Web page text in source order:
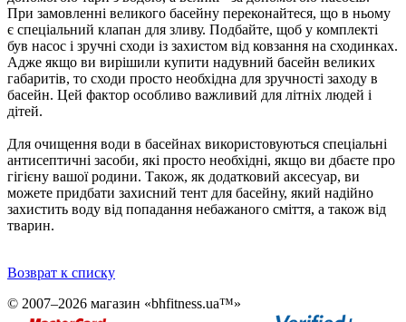
При замовленні великого басейну переконайтеся, що в ньому
є спеціальний клапан для зливу. Подбайте, щоб у комплекті
був насос і зручні сходи із захистом від ковзання на сходинках.
Адже якщо ви вирішили купити надувний басейн великих
габаритів, то сходи просто необхідна для зручності заходу в
басейн. Цей фактор особливо важливий для літніх людей і
дітей.
Для очищення води в басейнах використовуються спеціальні
антисептичні засоби, які просто необхідні, якщо ви дбаєте про
гігієну вашої родини. Також, як додатковий аксесуар, ви
можете придбати захисний тент для басейну, який надійно
захистить воду від попадання небажаного сміття, а також від
тварин.
Возврат к списку
© 2007–2026 магазин «bhfitness.ua™»